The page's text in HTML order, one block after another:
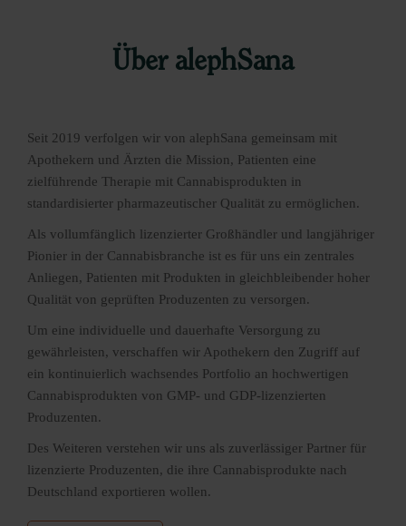
Über alephSana
Seit 2019 verfolgen wir von alephSana gemeinsam mit
Apothekern und Ärzten die Mission, Patienten eine
zielführende Therapie mit Cannabisprodukten in
standardisierter pharmazeutischer Qualität zu ermöglichen.
Als vollumfänglich lizenzierter Großhändler und langjähriger
Pionier in der Cannabisbranche ist es für uns ein zentrales
Anliegen, Patienten mit Produkten in gleichbleibender hoher
Qualität von geprüften Produzenten zu versorgen.
Um eine individuelle und dauerhafte Versorgung zu
gewährleisten, verschaffen wir Apothekern den Zugriff auf
ein kontinuierlich wachsendes Portfolio an hochwertigen
Cannabisprodukten von GMP- und GDP-lizenzierten
Produzenten.
Des Weiteren verstehen wir uns als zuverlässiger Partner für
lizenzierte Produzenten, die ihre Cannabisprodukte nach
Deutschland exportieren wollen.